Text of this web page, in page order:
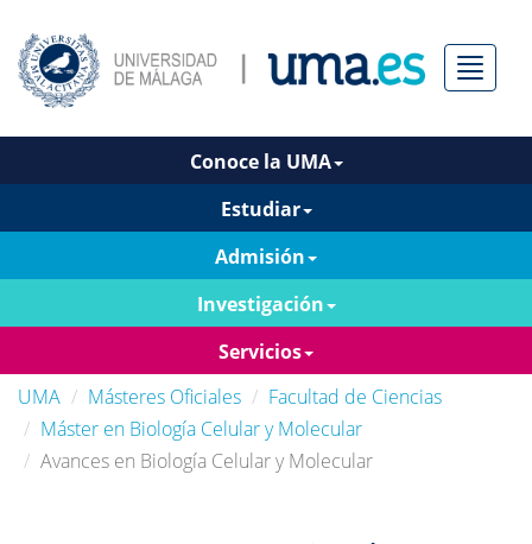
Menú
Conoce la UMA
Estudiar
Admisión
Investigación
Servicios
UMA
Másteres Oficiales
Facultad de Ciencias
Máster en Biología Celular y Molecular
Avances en Biología Celular y Molecular